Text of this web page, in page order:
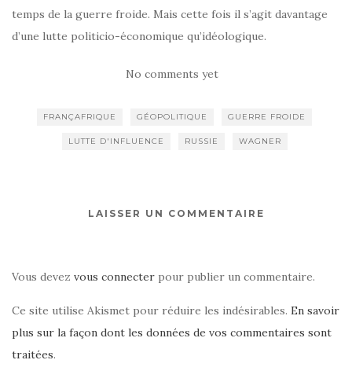
temps de la guerre froide. Mais cette fois il s’agit davantage
d’une lutte politicio-économique qu’idéologique.
No comments yet
FRANÇAFRIQUE GÉOPOLITIQUE GUERRE FROIDE
LUTTE D'INFLUENCE RUSSIE WAGNER
LAISSER UN COMMENTAIRE
Vous devez vous connecter pour publier un commentaire.
Ce site utilise Akismet pour réduire les indésirables. En savoir
plus sur la façon dont les données de vos commentaires sont
traitées.